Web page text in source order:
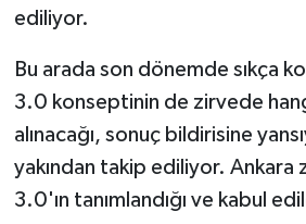
ediliyor.
Bu arada son dönemde sıkça
3.0 konseptinin de zirvede
alınacağı, sonuç bildirisine
yakından takip ediliyor. Ankara
3.0'ın tanımlandığı ve kabul